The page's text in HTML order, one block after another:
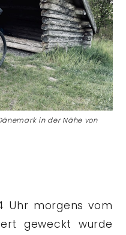
in der Nähe von
Uhr morgens vom
geweckt wurde